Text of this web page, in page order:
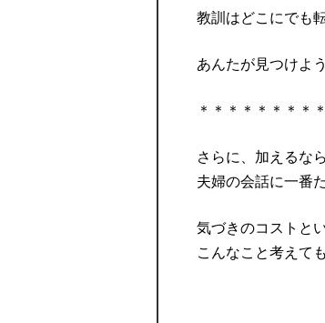
教訓はどこにでも
あんたが見つけよ
＊＊＊＊＊＊＊＊
さらに、加えるなら
夫婦の会話に一番
気づきのコストと
こんなこと考えて